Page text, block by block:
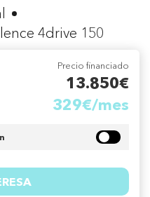
4drive 150
Precio financiado
13.850€
329€/mes